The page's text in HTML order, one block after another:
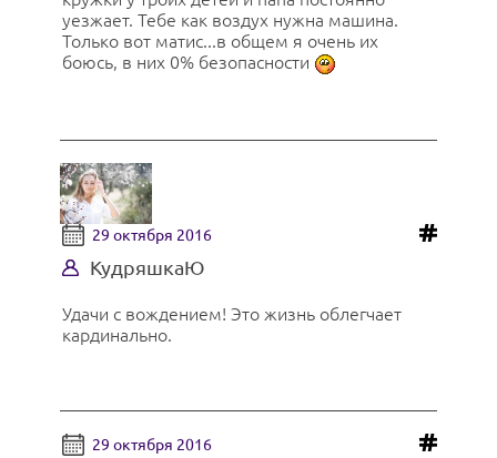
уезжает. Тебе как воздух нужна машина.
Только вот матис...в общем я очень их
боюсь, в них 0% безопасности
29 октября 2016
КудряшкаЮ
Удачи с вождением! Это жизнь облегчает
кардинально.
29 октября 2016